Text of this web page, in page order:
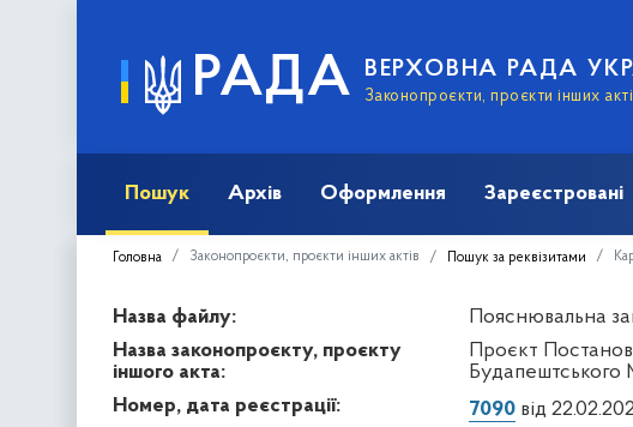
РАДА ВЕРХОВНА РАДА
Законопроєкти, проєкти інших
Пошук Архів Оформлення Зареєстровані
Головна Законопроєкти, проєкти інших актів Пошук за реквізитами
Назва файлу:
Пояснювальна
Назва законопроєкту, проєкту
іншого акта:
Проєкт
Номер, дата реєстрації:
7090від